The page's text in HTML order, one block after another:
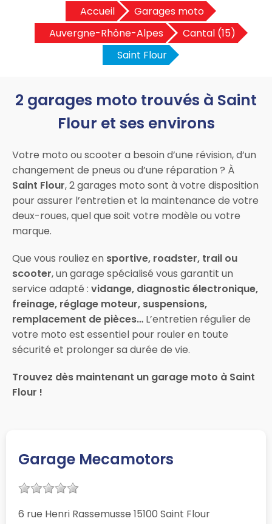
Accueil
Garages moto
Auvergne-Rhône-Alpes
Cantal (15)
Saint Flour
2 garages moto trouvés à Saint
Flour et ses environs
Votre moto ou scooter a besoin d’une révision, d’un
changement de pneus ou d’une réparation ? À
Saint Flour, 2 garages moto sont à votre disposition
pour assurer l’entretien et la maintenance de votre
deux-roues, quel que soit votre modèle ou votre
marque.
Que vous rouliez en sportive, roadster, trail ou
scooter, un garage spécialisé vous garantit un
service adapté : vidange, diagnostic électronique,
freinage, réglage moteur, suspensions,
remplacement de pièces… L’entretien régulier de
votre moto est essentiel pour rouler en toute
sécurité et prolonger sa durée de vie.
Trouvez dès maintenant un garage moto à Saint
Flour !
Garage Mecamotors
6 rue Henri Rassemusse 15100 Saint Flour